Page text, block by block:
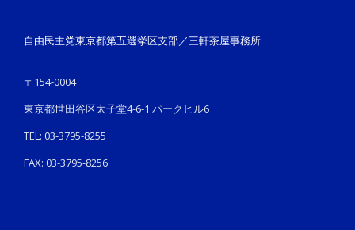
自由民主党東京都第五選挙区支部／三軒茶屋事務所
〒154-0004
東京都世田谷区太子堂4-6-1 パークヒル6
TEL: 03-3795-8255
FAX: 03-3795-8256